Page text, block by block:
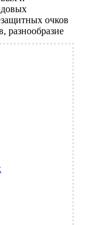
очков
разнообразие